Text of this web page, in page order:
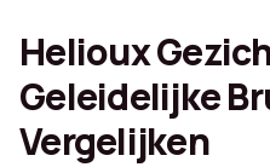
Helioux
Geleidelijke
Vergelijken